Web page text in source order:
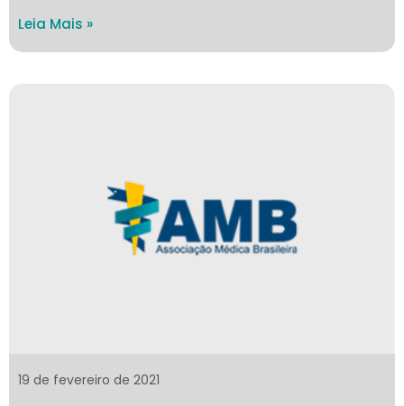
Leia Mais »
19 de fevereiro de 2021